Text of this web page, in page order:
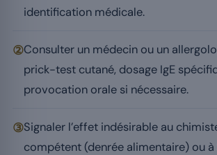
identification médicale.
②Consulter un médecin ou un
prick-test cutané, dosage IgE
provocation orale si nécessaire.
③Signaler l’effet indésirable au
compétent (denrée alimentaire) ou